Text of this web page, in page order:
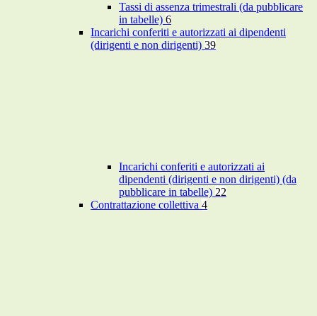
Tassi di assenza trimestrali (da pubblicare
in tabelle) 6
Incarichi conferiti e autorizzati ai dipendenti
(dirigenti e non dirigenti) 39
Incarichi conferiti e autorizzati ai
dipendenti (dirigenti e non dirigenti) (da
pubblicare in tabelle) 22
Contrattazione collettiva 4